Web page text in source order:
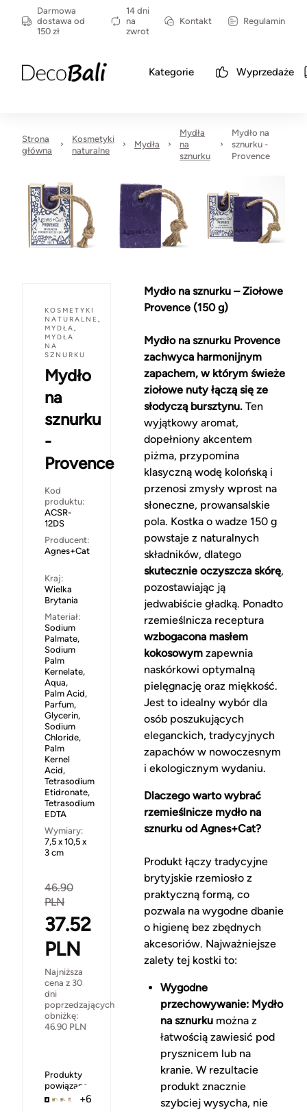
Darmowa
dostawa od
150 zł
14 dni
na
zwrot
Kontakt Regulamin
Kategorie Wyprzedaże
Strona
główna
Kosmetyki
naturalne
Mydła
Mydła
na
sznurku
Mydło na
sznurku -
Provence
KOSMETYKI
NATURALNE ,
MYDŁA,
MYDŁA
NA
SZNURKU
Mydło
na
sznurku
-
Provence
Kod
produktu:
ACSR-
12DS
Producent:
Agnes+Cat
Kraj:
Wielka
Brytania
Materiał:
Sodium
Palmate,
Sodium
Palm
Kernelate,
Aqua,
Palm Acid,
Parfum,
Glycerin,
Sodium
Chloride,
Palm
Kernel
Acid,
Tetrasodium
Etidronate,
Tetrasodium
EDTA
Wymiary:
7,5 x 10,5 x
3 cm
46.90
PLN
37.52
PLN
Najniższa
cena z 30
dni
poprzedzających
obniżkę:
46.90 PLN
Produkty
powiązane
+6
Mydło na sznurku – Ziołowe
Provence (150 g)
Mydło na sznurku Provence
zachwyca harmonijnym
zapachem, w którym świeże
ziołowe nuty łączą się ze
słodyczą bursztynu.Ten
wyjątkowy aromat,
dopełniony akcentem
piżma, przypomina
klasyczną wodę kolońską i
przenosi zmysły wprost na
słoneczne, prowansalskie
pola. Kostka o wadze 150 g
powstaje z naturalnych
składników, dlatego
skutecznie oczyszcza skórę,
pozostawiając ją
jedwabiście gładką. Ponadto
rzemieślnicza receptura
wzbogacona masłem
kokosowym zapewnia
naskórkowi optymalną
pielęgnację oraz miękkość.
Jest to idealny wybór dla
osób poszukujących
eleganckich, tradycyjnych
zapachów w nowoczesnym
i ekologicznym wydaniu.
Dlaczego warto wybrać
rzemieślnicze mydło na
sznurku od Agnes+Cat?
Produkt łączy tradycyjne
brytyjskie rzemiosło z
praktyczną formą, co
pozwala na wygodne dbanie
o higienę bez zbędnych
akcesoriów. Najważniejsze
zalety tej kostki to:
Wygodne
przechowywanie: Mydło
na sznurkumożna z
łatwością zawiesić pod
prysznicem lub na
kranie. W rezultacie
produkt znacznie
szybciej wysycha, nie